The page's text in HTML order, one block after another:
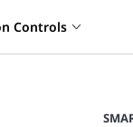
Controls